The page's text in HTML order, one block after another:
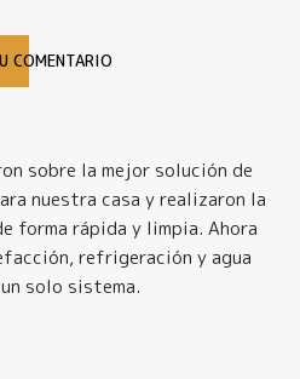
COMENTARIO
sobre la mejor solución de
nuestra casa y realizaron la
forma rápida y limpia. Ahora
refrigeración y agua
solo sistema.